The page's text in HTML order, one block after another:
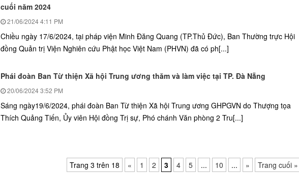
cuối năm 2024
21/06/20244:11 PM
Chiều ngày 17/6/2024, tại pháp viện Minh Đăng Quang (TP.Thủ Đức), Ban Thường trực Hội
đồng Quản trị Viện Nghiên cứu Phật học Việt Nam (PHVN) đã có ph[...]
Phái đoàn Ban Từ thiện Xã hội Trung ương thăm và làm việc tại TP. Đà Nẵng
20/06/20243:52 PM
Sáng ngày19/6/2024, phái đoàn Ban Từ thiện Xã hội Trung ương GHPGVN do Thượng tọa
Thích Quảng Tiến, Ủy viên Hội đồng Trị sự, Phó chánh Văn phòng 2 Tru[...]
Trang 3 trên 18 « 1 2 3 4 5 ... 10 ... » Trang cuối »